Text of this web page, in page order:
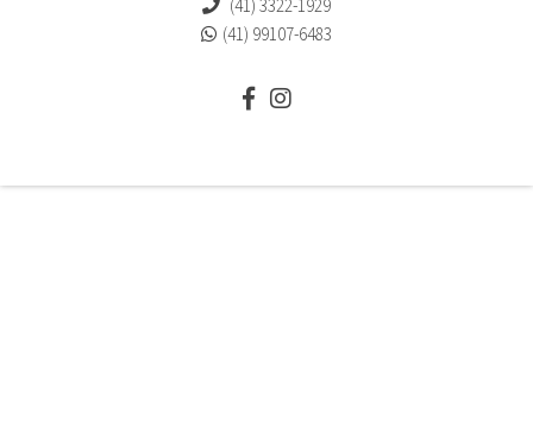
(41) 3322-1929
(41) 99107-6483